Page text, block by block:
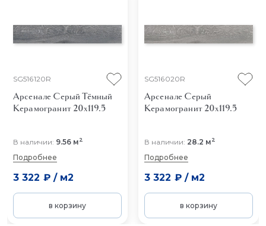
SG516120R
Арсенале Серый Тёмный
Керамогранит 20x119.5
В наличии: 9.56 м2
Подробнее
3 322 ₽/ м2
в корзину
SG516020R
Арсенале Серый
Керамогранит 20x119.5
В наличии: 28.2 м2
Подробнее
3 322 ₽/ м2
в корзину